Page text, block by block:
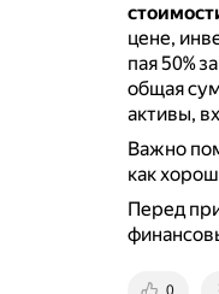
цене,
пая 50%
общая
активы,
Важно
как
Перед
0